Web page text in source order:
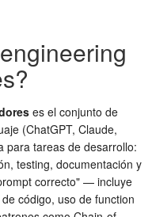
es el conjunto de
(ChatGPT, Claude,
para tareas de desarrollo:
testing, documentación y
correcto" — incluye
código, uso de function